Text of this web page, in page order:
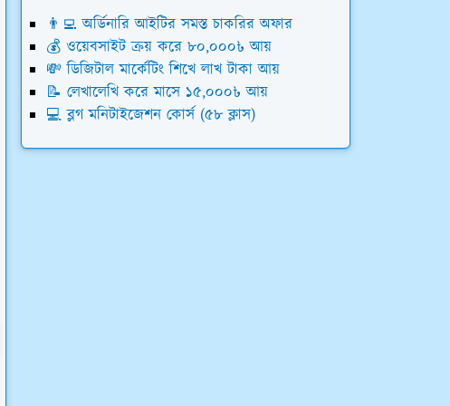
👨‍💻 অর্ডিনারি আইটির সমস্ত চাকরির অফার
💰 ওয়েবসাইট ক্রয় করে ৮০,০০০৳ আয়
💸 ডিজিটাল মার্কেটিং শিখে লাখ টাকা আয়
📝 লেখালেখি করে মাসে ১৫,০০০৳ আয়
💻 ব্লগ মনিটাইজেশন কোর্স (৫৮ ক্লাস)